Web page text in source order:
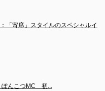
「寄席」スタイルのスペシャルイ
ぽんこつMC　初...